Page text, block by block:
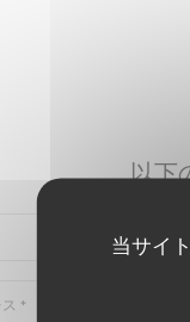
当サイ
以下